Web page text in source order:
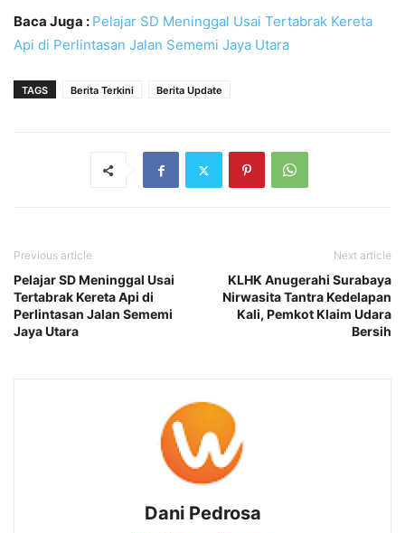
Baca Juga : Pelajar SD Meninggal Usai Tertabrak Kereta
Api di Perlintasan Jalan Sememi Jaya Utara
TAGS Berita Terkini Berita Update
Previous article
Pelajar SD Meninggal Usai
Tertabrak Kereta Api di
Perlintasan Jalan Sememi
Jaya Utara
Next article
KLHK Anugerahi Surabaya
Nirwasita Tantra Kedelapan
Kali, Pemkot Klaim Udara
Bersih
Dani Pedrosa